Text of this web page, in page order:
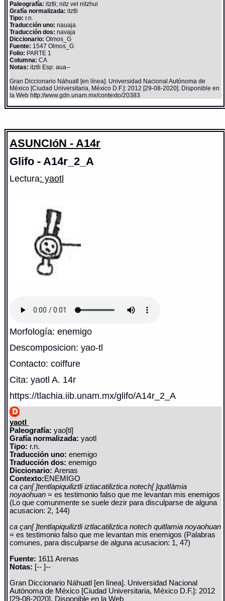
Paleografía: itztli; nitz vel nitzhui
Grafía normalizada: itztli
Tipo: r.n.
Traducción uno: nauaja
Traducción dos: navaja
Diccionario:Olmos_G
Fuente: 1547 Olmos_G
Folio: PARTE 1
Columna: CA
Notas: itztli Esp: aua--
Gran Diccionario Náhuatl [en línea]. Universidad Nacional Autónoma de
México [Ciudad Universitaria, México D.F.]: 2012 [29-08-2020]. Disponible en
la Web http://www.gdn.unam.mx/contexto/20383
ASUNCIóN - A14r
Glifo - A14r_2_A
Lectura: yaotl
Morfología: enemigo
Descomposicion: yao-tl
Contacto: coiffure
Cita: yaotl A. 14r
https://tlachia.iib.unam.mx/glifo/A14r_2_A
yaotl
Paleografía: yao[tl]
Grafía normalizada: yaotl
Tipo: r.n.
Traducción uno: enemigo
Traducción dos: enemigo
Diccionario:Arenas
Contexto:ENEMIGO
ca çan[ ]tentlapiquiliztli iztiacatiliztica notech[ ]quitlàmia
noyaohuan= es testimonio falso que me levantan mis enemigos
(Lo que comunmente se suele dezir para disculparse de alguna
acusacion: 2, 144)
ca çan[ ]tentlapiquiliztli iztlacatiliztica notech quitlamia noyaohuan
= es testimonio falso que me levantan mis enemigos (Palabras
comunes, para disculparse de alguna acusacion: 1, 47)
Fuente: 1611 Arenas
Notas: [-- ]--
Gran Diccionario Náhuatl [en línea]. Universidad Nacional
Autónoma de México [Ciudad Universitaria, México D.F.]: 2012
[29-08-2020]. Disponible en la Web